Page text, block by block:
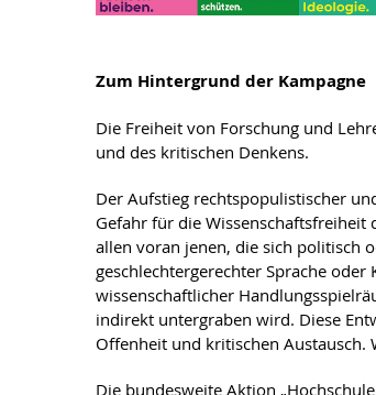
Zum Hintergrund der Kampagne
Die Freiheit von Forschung und
und des kritischen Denkens.
Der Aufstieg rechtspopulistischer
Gefahr für die Wissenschaftsfreiheit
allen voran jenen, die sich politisch
geschlechtergerechter Sprache
wissenschaftlicher
indirekt untergraben wird. Diese
Offenheit und kritischen Austausch.
Die bundesweite Aktion